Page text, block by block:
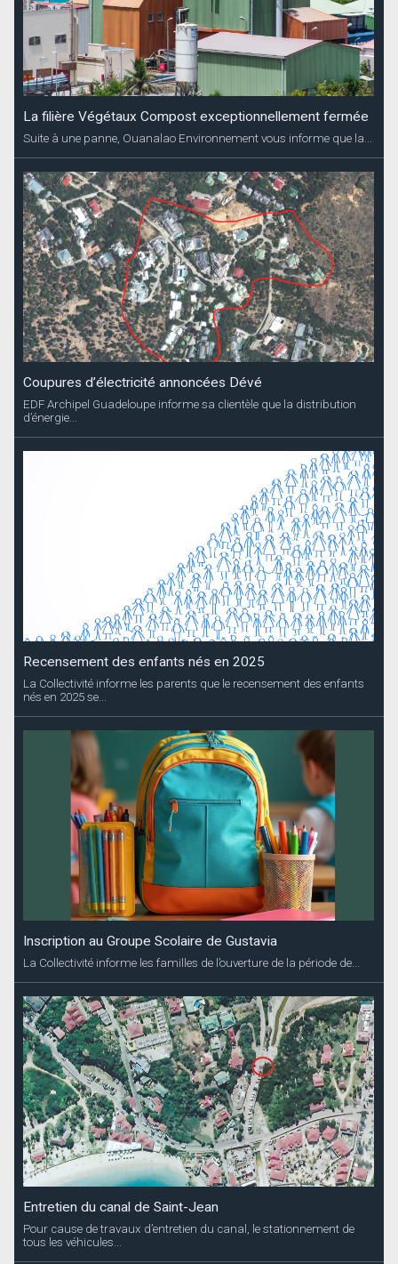
La filière Végétaux Compost exceptionnellement fermée
Suite à une panne, Ouanalao Environnement vous informe que la...
Coupures d’électricité annoncées Dévé
EDF Archipel Guadeloupe informe sa clientèle que la distribution
d’énergie...
Recensement des enfants nés en 2025
La Collectivité informe les parents que le recensement des enfants
nés en 2025 se...
Inscription au Groupe Scolaire de Gustavia
La Collectivité informe les familles de l’ouverture de la période de...
Entretien du canal de Saint-Jean
Pour cause de travaux d’entretien du canal, le stationnement de
tous les véhicules...